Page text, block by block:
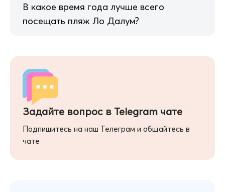
В какое время года лучше всего
посещать пляж Ло Далум?
Задайте вопрос в Telegram чате
Подпишитесь на наш Телеграм и общайтесь в
чате